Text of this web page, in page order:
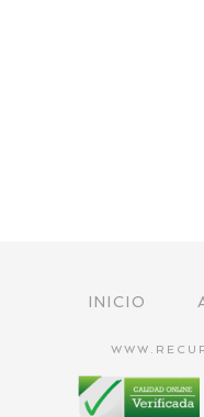
INICIO